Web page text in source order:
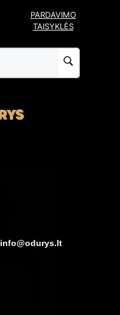
PARDAVIMO
TAISYKLĖS
info@odurys.lt